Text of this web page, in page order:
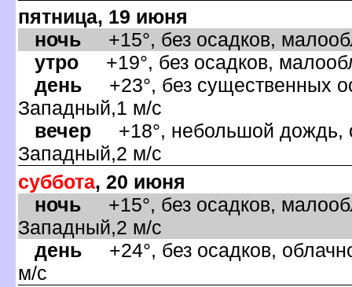
пятница, 19 июня
ночь +15°, без осадков,
утро +19°, без осадков,
день +23°, без существенных
Западный,1 м/с
ечер +18°, небольшой дождь,
Западный,2 м/с
суббота, 20 июня
ночь +15°, без осадков,
Западный,2 м/с
день +24°, без осадков,
м/с